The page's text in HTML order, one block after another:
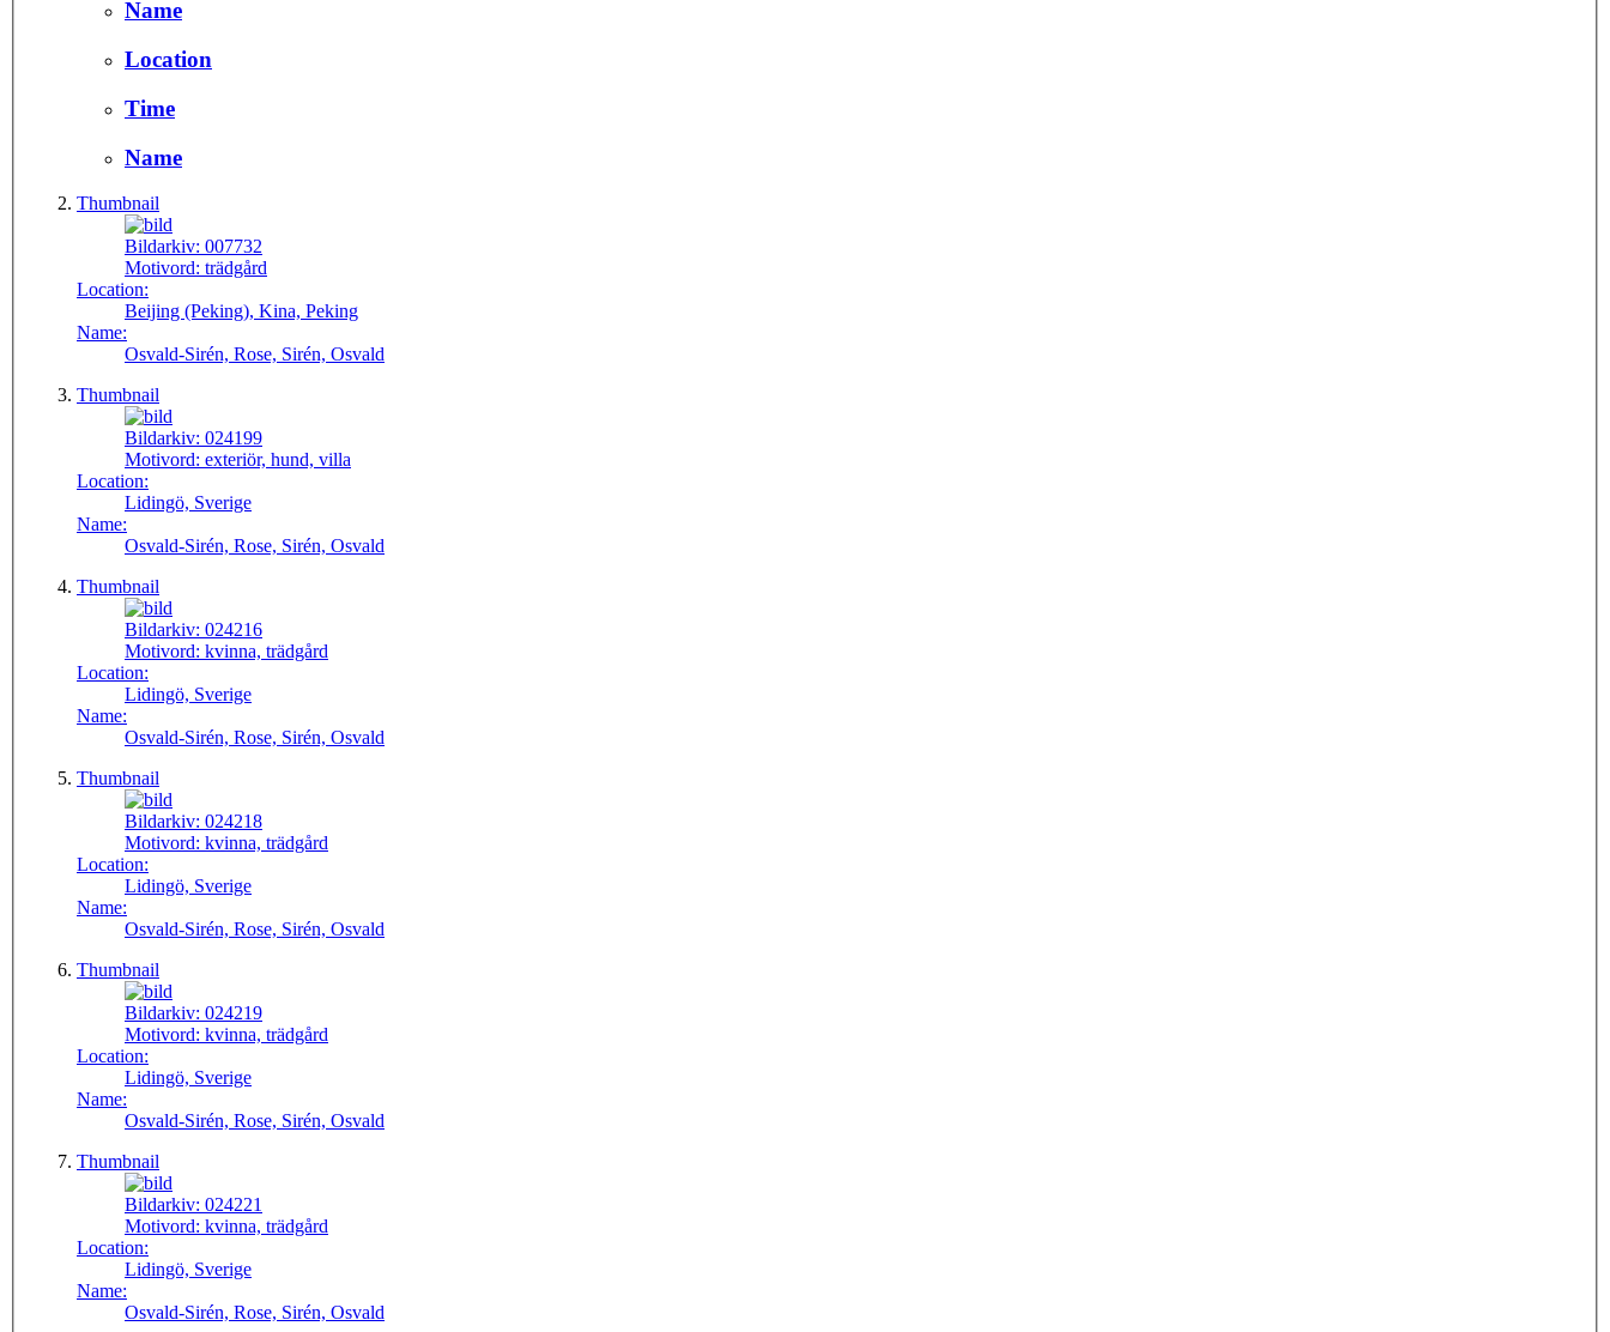
Name
Location
Time
Name
Thumbnail
Bildarkiv: 007732
Motivord: trädgård
Location:
Beijing (Peking), Kina, Peking
Name:
Osvald-Sirén, Rose, Sirén, Osvald
Thumbnail
Bildarkiv: 024199
Motivord: exteriör, hund, villa
Location:
Lidingö, Sverige
Name:
Osvald-Sirén, Rose, Sirén, Osvald
Thumbnail
Bildarkiv: 024216
Motivord: kvinna, trädgård
Location:
Lidingö, Sverige
Name:
Osvald-Sirén, Rose, Sirén, Osvald
Thumbnail
Bildarkiv: 024218
Motivord: kvinna, trädgård
Location:
Lidingö, Sverige
Name:
Osvald-Sirén, Rose, Sirén, Osvald
Thumbnail
Bildarkiv: 024219
Motivord: kvinna, trädgård
Location:
Lidingö, Sverige
Name:
Osvald-Sirén, Rose, Sirén, Osvald
Thumbnail
Bildarkiv: 024221
Motivord: kvinna, trädgård
Location:
Lidingö, Sverige
Name:
Osvald-Sirén, Rose, Sirén, Osvald